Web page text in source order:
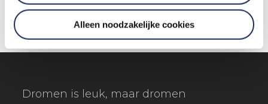
Alleen noodzakelijke cookies
Dromen is leuk, maar dromen